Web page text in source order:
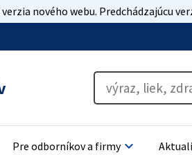
nového webu. Predchádzajúcu
Pre odborníkov a firmykeyboard_arrow_down